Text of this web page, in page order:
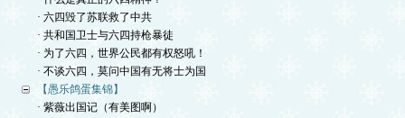
· 六四毁了苏联救了中共
· 共和国卫士与六四持枪暴徒
· 为了六四，世界公民都有权怒吼！
· 不谈六四，莫问中国有无将士为国
【愚乐鸽蛋集锦】
· 紫薇出国记（有美图啊）